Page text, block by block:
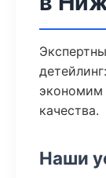
качества.
Наши